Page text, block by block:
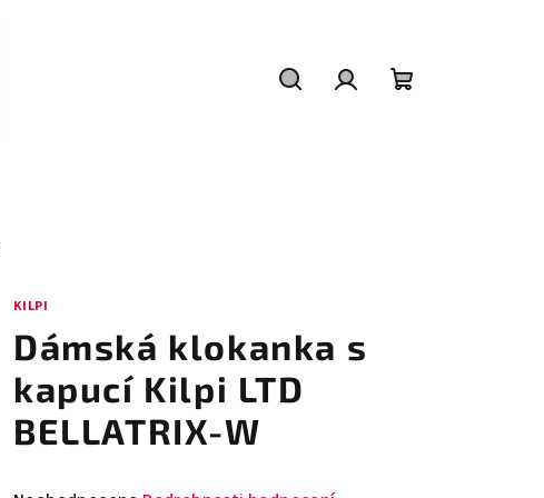
KILPI
Dámská klokanka s
kapucí Kilpi LTD
BELLATRIX-W